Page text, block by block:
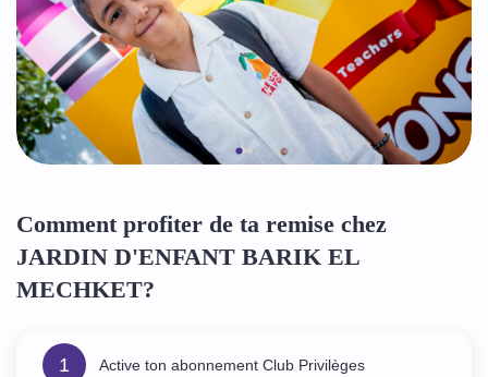
Comment profiter de ta remise chez
JARDIN D'ENFANT BARIK EL
MECHKET?
1 Active ton abonnement Club Privilèges